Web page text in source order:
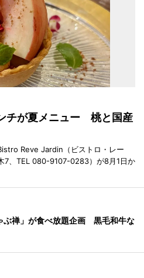
チが夏メニュー 桃と国産
Reve Jardin（ビストロ・レー
7、TEL 080-9107-0283）が8月1日か
ぶ禅」が食べ放題企画 黒毛和牛な